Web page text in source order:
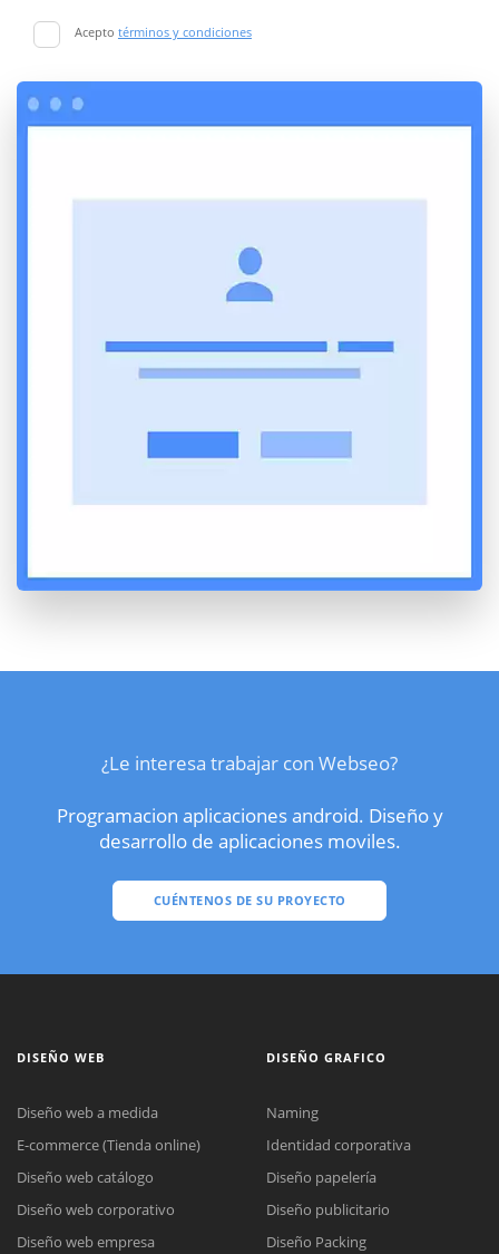
Acepto términos y condiciones
¿Le interesa trabajar con Webseo?
Programacion aplicaciones android. Diseño y
desarrollo de aplicaciones moviles.
CUÉNTENOS DE SU PROYECTO
DISEÑO WEB
Diseño web a medida
E-commerce (Tienda online)
Diseño web catálogo
Diseño web corporativo
Diseño web empresa
DISEÑO GRAFICO
Naming
Identidad corporativa
Diseño papelería
Diseño publicitario
Diseño Packing